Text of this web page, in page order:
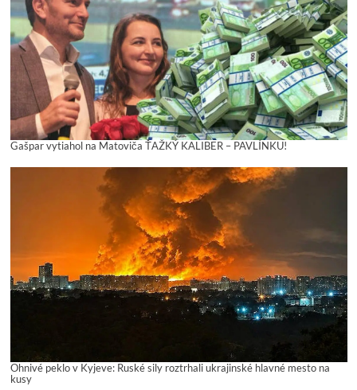
Gašpar vytiahol na Matoviča ŤAŽKÝ KALIBER – PAVLÍNKU!
Ohnivé peklo v Kyjeve: Ruské sily roztrhali ukrajinské hlavné mesto na
kusy